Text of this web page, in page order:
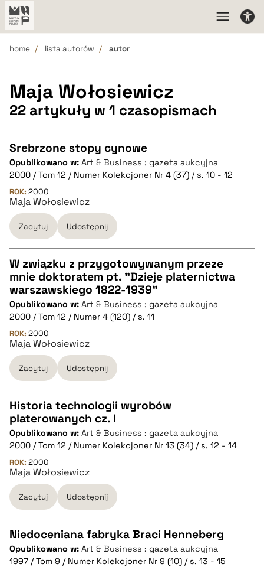
home lista autorów autor
Maja Wołosiewicz
22 artykuły w 1 czasopismach
Srebrzone stopy cynowe
Opublikowano w: Art & Business : gazeta aukcyjna
2000 / Tom 12 / Numer Kolekcjoner Nr 4 (37) / s. 10 - 12
ROK: 2000
Maja Wołosiewicz
Zacytuj Udostępnij
CZYSTY TEKST
pobierz cytat
BIBTEX
pobierz cytat
W związku z przygotowywanym przeze
mnie doktoratem pt. "Dzieje platernictwa
warszawskiego 1822-1939"
Opublikowano w: Art & Business : gazeta aukcyjna
2000 / Tom 12 / Numer 4 (120) / s. 11
ROK: 2000
Maja Wołosiewicz
Zacytuj Udostępnij
CZYSTY TEKST
pobierz cytat
BIBTEX
pobierz cytat
Historia technologii wyrobów
platerowanych cz. I
Opublikowano w: Art & Business : gazeta aukcyjna
2000 / Tom 12 / Numer Kolekcjoner Nr 13 (34) / s. 12 - 14
ROK: 2000
Maja Wołosiewicz
Zacytuj Udostępnij
CZYSTY TEKST
Niedoceniana fabryka Braci Henneberg
Opublikowano w: Art & Business : gazeta aukcyjna
1997 / Tom 9 / Numer Kolekcjoner Nr 9 (10) / s. 13 - 15